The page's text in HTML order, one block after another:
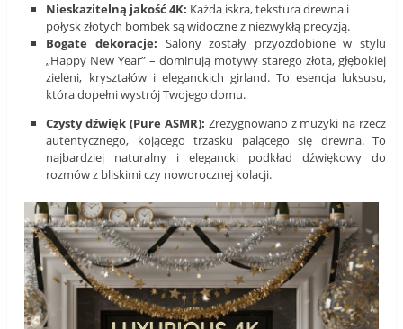
Nieskazitelną jakość 4K: Każda iskra, tekstura drewna i
połysk złotych bombek są widoczne z niezwykłą precyzją.
Bogate dekoracje: Salony zostały przyozdobione w stylu
„Happy New Year” – dominują motywy starego złota, głębokiej
zieleni, kryształów i eleganckich girland. To esencja luksusu,
która dopełni wystrój Twojego domu.
Czysty dźwięk (Pure ASMR): Zrezygnowano z muzyki na rzecz
autentycznego, kojącego trzasku palącego się drewna. To
najbardziej naturalny i elegancki podkład dźwiękowy do
rozmów z bliskimi czy noworocznej kolacji.